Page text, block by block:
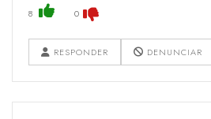
8 0
RESPONDER DENUNCIAR